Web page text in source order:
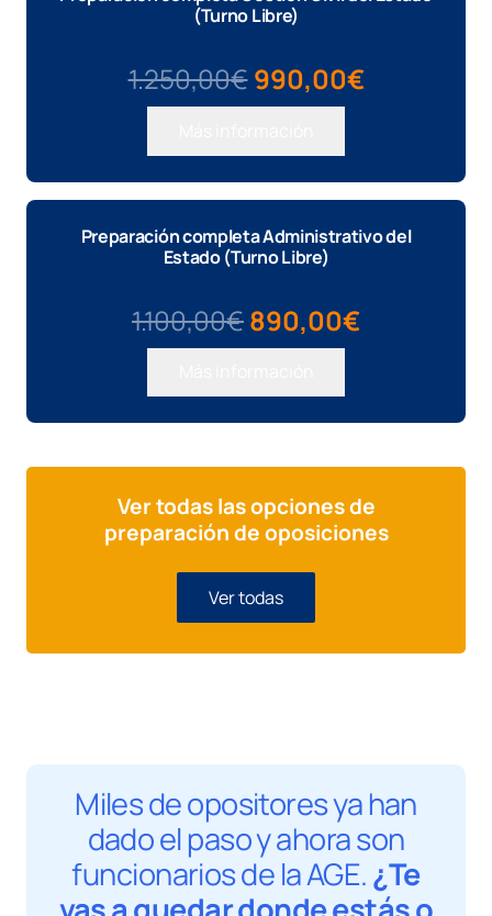
(Turno Libre)
1.250,00€El
precio
era:
990,00€El
es:
990,00€.
Preparación completa Administrativo del
Estado (Turno Libre)
1.100,00€El
precio
original
era:
890,00€El
es:
Ver todas las opciones de
preparación de oposiciones
Ver todas
Miles de opositores ya han
dado el paso y ahora son
funcionarios de la AGE.¿Te